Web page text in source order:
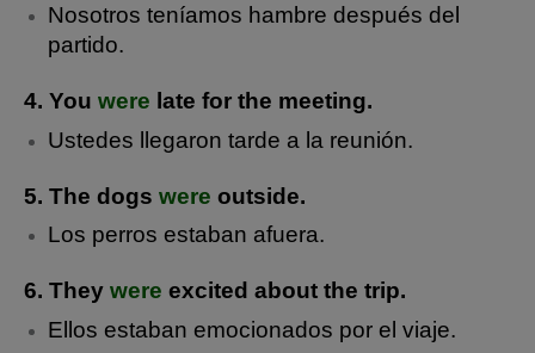
Nosotros teníamos hambre después del
partido.
4. You were late for the meeting.
Ustedes llegaron tarde a la reunión.
5. The dogs were outside.
Los perros estaban afuera.
6. They were excited about the trip.
Ellos estaban emocionados por el viaje.